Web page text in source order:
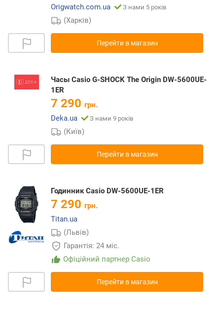
Origwatch.com.ua
З нами 5 років
(Харків)
Перейти в магазин
Часы Casio G-SHOCK The Origin DW-5600UE-
1ER
7 290 грн.
Deka.ua
З нами 9 років
(Київ)
Перейти в магазин
Годинник Casio DW-5600UE-1ER
7 290 грн.
Titan.ua
(Львів)
Гарантія: 24 міс.
Офіційний партнер Casio
Перейти в магазин